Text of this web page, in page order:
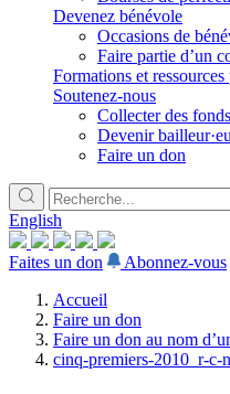
Devenez bénévole
Occasions de
Faire partie d’un
Formations et
Soutenez-nous
Collecter des fonds
Devenir
Faire un don
English
Faites un don
Abonnez-vous
Accueil
Faire un don
Faire un don au nom
cinq-premiers-2010_r-c-